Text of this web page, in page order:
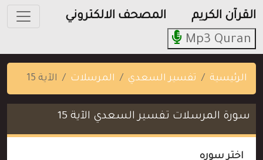
القرآن الكريم المصحف الالكتروني
Mp3 Quran
الرئيسية تفسير السعدي المرسلات الآية 15
سورة المرسلات تفسير السعدي الآية 15
اختر سوره